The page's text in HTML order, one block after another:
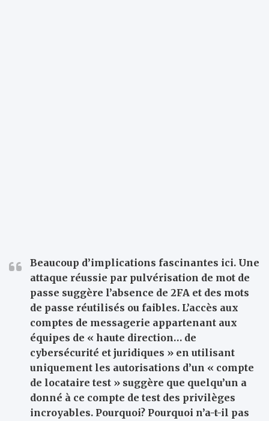
Beaucoup d’implications fascinantes ici. Une
attaque réussie par pulvérisation de mot de
passe suggère l’absence de 2FA et des mots
de passe réutilisés ou faibles. L’accès aux
comptes de messagerie appartenant aux
équipes de « haute direction… de
cybersécurité et juridiques » en utilisant
uniquement les autorisations d’un « compte
de locataire test » suggère que quelqu’un a
donné à ce compte de test des privilèges
incroyables. Pourquoi? Pourquoi n’a-t-il pas